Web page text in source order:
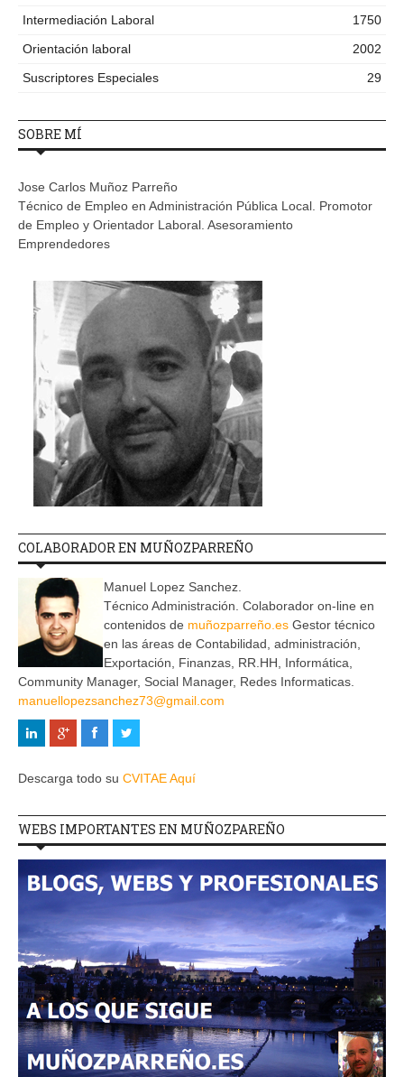
Intermediación Laboral
1750
Orientación laboral
2002
Suscriptores Especiales
29
SOBRE MÍ
Jose Carlos Muñoz Parreño
Técnico de Empleo en Administración Pública Local. Promotor
de Empleo y Orientador Laboral. Asesoramiento
Emprendedores
COLABORADOR EN MUÑOZPARREÑO
Manuel Lopez Sanchez.
Técnico Administración. Colaborador on-line en
contenidos de muñozparreño.es Gestor técnico
en las áreas de Contabilidad, administración,
Exportación, Finanzas, RR.HH, Informática,
Community Manager, Social Manager, Redes Informaticas.
manuellopezsanchez73@gmail.com
Descarga todo su CVITAE Aquí
WEBS IMPORTANTES EN MUÑOZPAREÑO